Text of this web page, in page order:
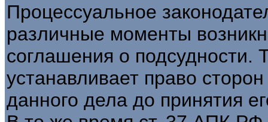
Процессуальное
различные моменты
соглашения о подсудности.
устанавливает право
данного дела до принятия